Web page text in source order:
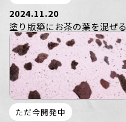
2024.11.20
塗り版築にお茶の葉を混ぜる
ただ今開発中